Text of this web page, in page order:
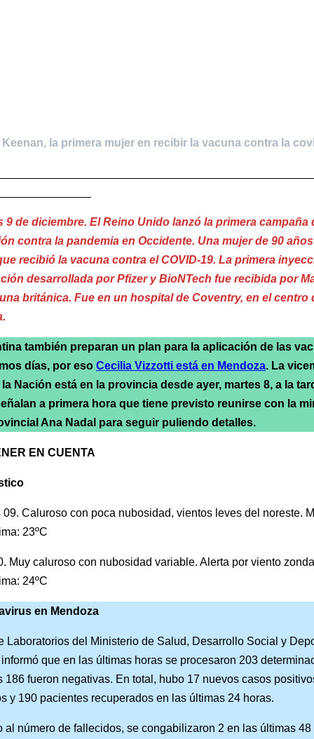
Keenan, la primera mujer en recibir la vacuna contra la
9 de diciembre. El Reino Unido lanzó la primera campaña
contra la pandemia en Occidente. Una mujer de 90
recibió la vacuna contra el COVID-19. La primera
desarrollada por Pfizer y BioNTech fue recibida por
británica. Fue en un hospital de Coventry, en el centro
también preparan un plan para la aplicación de las
días, por eso Cecilia Vizzotti está en Mendoza. La
Nación está en la provincia desde ayer, martes 8, a la
a primera hora que tiene previsto reunirse con la
Ana Nadal para seguir puliendo detalles.
EN CUENTA
09. Caluroso con poca nubosidad, vientos leves del noreste.
23ºC
Muy caluroso con nubosidad variable. Alerta por viento
24ºC
en Mendoza
Laboratorios del Ministerio de Salud, Desarrollo Social y
que en las últimas horas se procesaron 203
186 fueron negativas. En total, hubo 17 nuevos casos
y 190 pacientes recuperados en las últimas 24 horas.
al número de fallecidos, se congabilizaron 2 en las últimas 48